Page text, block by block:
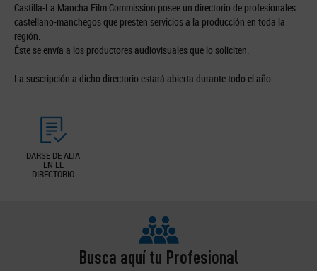
Castilla-La Mancha Film Commission posee un directorio de profesionales
castellano-manchegos que presten servicios a la producción en toda la
región.
Éste se envía a los productores audiovisuales que lo soliciten.
La suscripción a dicho directorio estará abierta durante todo el año.
DARSE DE ALTA
EN EL
DIRECTORIO
Busca aquí tu Profesional